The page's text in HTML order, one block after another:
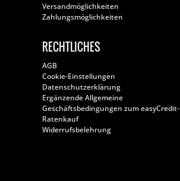
Versandmöglichkeiten
Zahlungsmöglichkeiten
RECHTLICHES
AGB
Cookie-Einstellungen
Datenschutzerklärung
Ergänzende Allgemeine
Geschäftsbedingungen zum easyCredit-
Ratenkauf
Widerrufsbelehrung